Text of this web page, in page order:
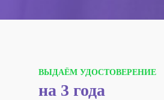
ВЫДАЁМ УДОСТОВЕРЕНИЕ
на 3 года